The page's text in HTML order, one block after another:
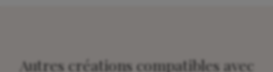
Autres créations compatibles avec